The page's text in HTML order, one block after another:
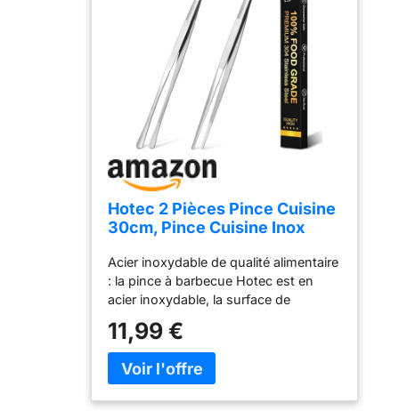
Hotec 2 Pièces Pince Cuisine
30cm, Pince Cuisine Inox
Cuisine pour Cuisiner Griller
et Cuire, professionnelles en
acier inoxydable pour la
cuisine, le gril et la pâtisserie
Acier inoxydable de qualité alimentaire
: la pince à barbecue Hotec est en
acier inoxydable, la surface de
assurent une prise en main
antidérapante. En outre, 30 cm
correspondent à la longueur optimale
11,99 €